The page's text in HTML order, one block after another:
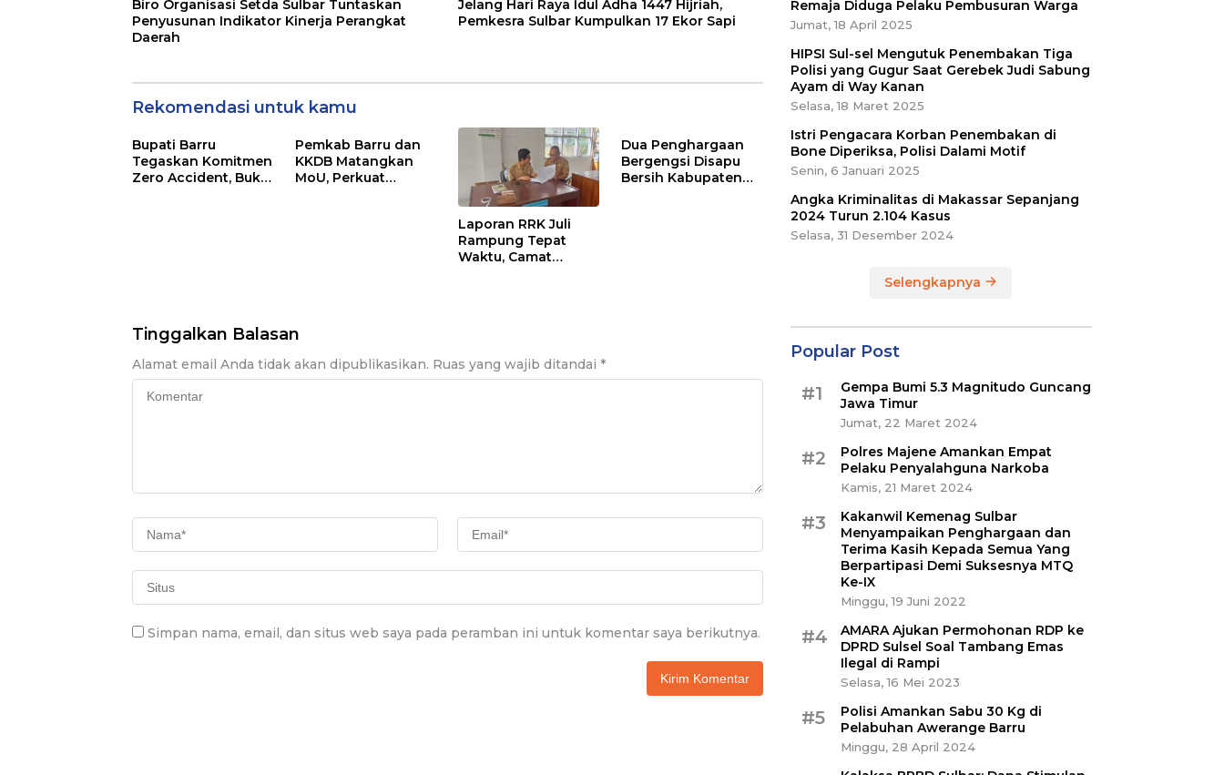
Biro Organisasi Setda Sulbar Tuntaskan
Penyusunan Indikator Kinerja Perangkat
Daerah
Jelang Hari Raya Idul Adha 1447 Hijriah,
Pemkesra Sulbar Kumpulkan 17 Ekor Sapi
Rekomendasi untuk kamu
Bupati Barru
Tegaskan Komitmen
Zero Accident, Buka
Pemkab Barru dan
KKDB Matangkan
MoU, Perkuat
Laporan RRK Juli
Rampung Tepat
Waktu, Camat
Dua Penghargaan
Bergengsi Disapu
Bersih Kabupaten
Tinggalkan Balasan
Alamat email Anda tidak akan dipublikasikan. Ruas yang wajib ditandai *
Simpan nama, email, dan situs web saya pada peramban ini untuk komentar saya berikutnya.
Remaja Diduga Pelaku Pembusuran Warga
Jumat, 18 April 2025
HIPSI Sul-sel Mengutuk Penembakan Tiga
Polisi yang Gugur Saat Gerebek Judi Sabung
Ayam di Way Kanan
Selasa, 18 Maret 2025
Istri Pengacara Korban Penembakan di
Bone Diperiksa, Polisi Dalami Motif
Senin, 6 Januari 2025
Angka Kriminalitas di Makassar Sepanjang
2024 Turun 2.104 Kasus
Selasa, 31 Desember 2024
Selengkapnya
Popular Post
#1
Gempa Bumi 5.3 Magnitudo Guncang
Jawa Timur
Jumat, 22 Maret 2024
#2
Polres Majene Amankan Empat
Pelaku Penyalahguna Narkoba
Kamis, 21 Maret 2024
#3
Kakanwil Kemenag Sulbar
Menyampaikan Penghargaan dan
Terima Kasih Kepada Semua Yang
Berpartipasi Demi Suksesnya MTQ
Ke-IX
Minggu, 19 Juni 2022
#4
AMARA Ajukan Permohonan RDP ke
DPRD Sulsel Soal Tambang Emas
Ilegal di Rampi
Selasa, 16 Mei 2023
#5
Polisi Amankan Sabu 30 Kg di
Pelabuhan Awerange Barru
Minggu, 28 April 2024